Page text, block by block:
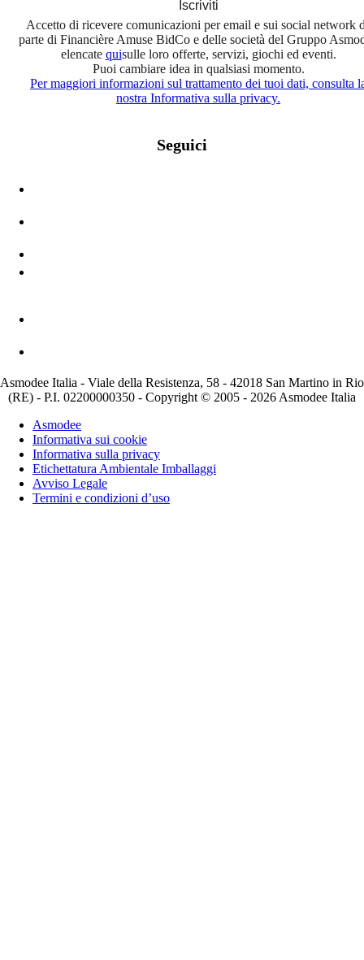
Iscriviti
Accetto di ricevere comunicazioni per email e sui social network
parte di Financière Amuse BidCo e delle società del Gruppo
elencate quisulle loro offerte, servizi, giochi ed eventi.
Puoi cambiare idea in qualsiasi momento.
Per maggiori informazioni sul trattamento dei tuoi dati, consulta
nostra Informativa sulla privacy.
Seguici
Asmodee Italia - Viale della Resistenza, 58 - 42018 San Martino in Rio
(RE) - P.I. 02200000350 - Copyright © 2005 - 2026 Asmodee Italia
Asmodee
Informativa sui cookie
Informativa sulla privacy
Etichettatura Ambientale Imballaggi
Avviso Legale
Termini e condizioni d’uso